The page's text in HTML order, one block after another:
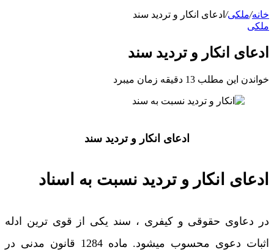
خانه/ملکی/ ادعای انکار و تردید سند
ملکی
ادعای انکار و تردید سند
خواندن این مطلب 13 دقیقه زمان میبرد
ادعای انکار و تردید سند
ادعای انکار و تردید نسبت به اسناد
در دعاوی حقوقی و کیفری ، سند یکی از قوی ترین ادله
اثبات دعوی محسوب میشود. ماده 1284 قانون مدنی در